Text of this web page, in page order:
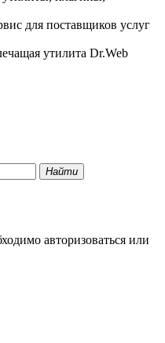
для поставщиков услуг
утилита Dr.Web
Найти
авторизоваться или